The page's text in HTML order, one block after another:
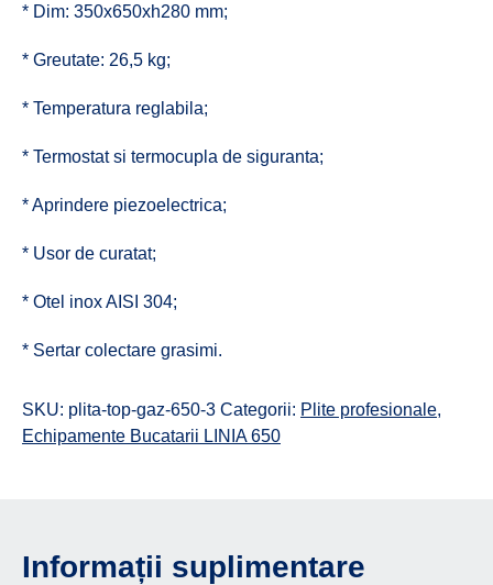
* Dim: 350x650xh280 mm;
* Greutate: 26,5 kg;
* Temperatura reglabila;
* Termostat si termocupla de siguranta;
* Aprindere piezoelectrica;
* Usor de curatat;
* Otel inox AISI 304;
* Sertar colectare grasimi.
SKU: plita-top-gaz-650-3 Categorii: Plite profesionale,
Echipamente Bucatarii LINIA 650
Informații suplimentare